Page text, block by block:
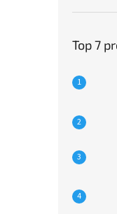
Top 7